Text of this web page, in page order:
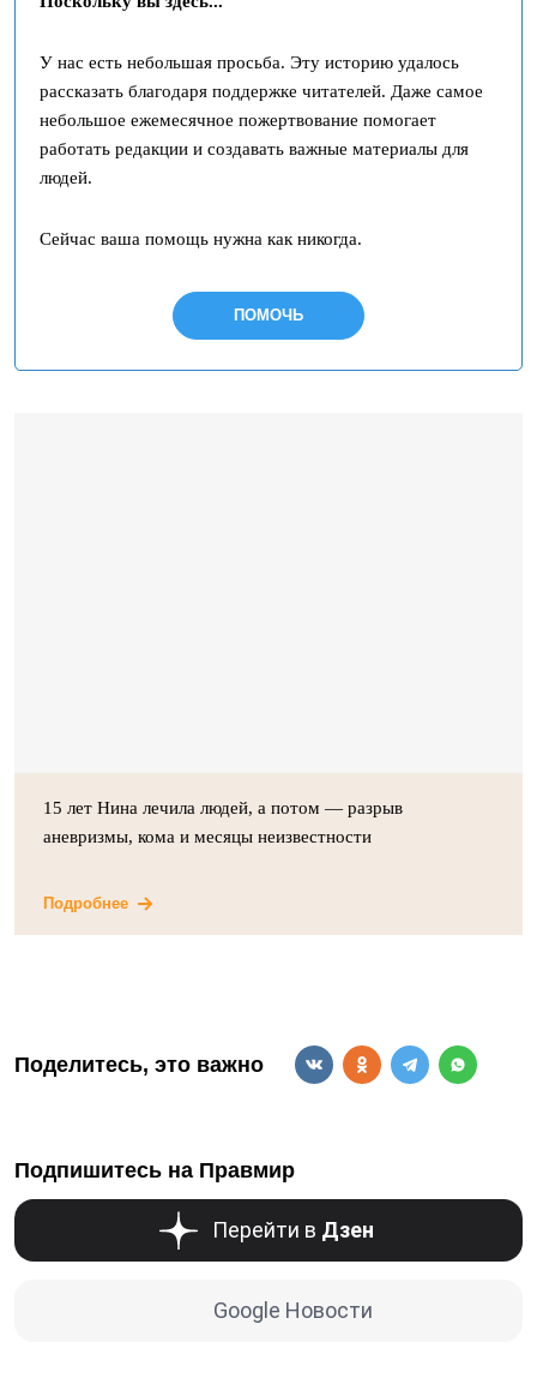
У нас есть небольшая просьба. Эту историю удалось
рассказать благодаря поддержке читателей. Даже самое
небольшое ежемесячное пожертвование помогает
работать редакции и создавать важные материалы для
людей.
Сейчас ваша помощь нужна как никогда.
ПОМОЧЬ
15 лет Нина лечила людей, а потом — разрыв
аневризмы, кома и месяцы неизвестности
Подробнее
Поделитесь, это важно
Подпишитесь на Правмир
Перейти в Дзен
Google Новости